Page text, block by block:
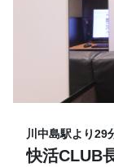
川中島駅より29
快活CLUB